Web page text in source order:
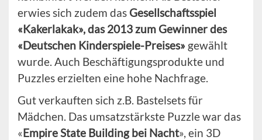
erwies sich zudem das Gesellschaftsspiel
«Kakerlakak», das 2013 zum Gewinner des
«Deutschen Kinderspiele-Preises» gewählt
wurde. Auch Beschäftigungsprodukte und
Puzzles erzielten eine hohe Nachfrage.
Gut verkauften sich z.B. Bastelsets für
Mädchen. Das umsatzstärkste Puzzle war das
«Empire State Building bei Nacht», ein 3D